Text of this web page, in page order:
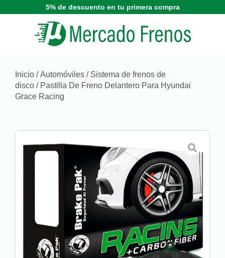
5% de descuento en tu primera compra
Inicio /Automóviles / Sistema de frenos de
disco / Pastilla De Freno Delantero Para Hyundai
Grace Racing